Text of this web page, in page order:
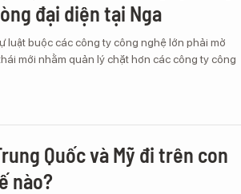
đại diện tại Nga
luật buộc các công ty công nghệ lớn phải mở
mới nhằm quản lý chặt hơn các công ty công
Quốc và Mỹ đi trên con
nào?